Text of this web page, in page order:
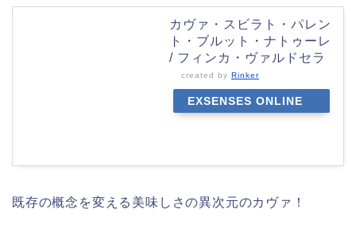
カヴァ・スビラト・パレン
ト・ブルット・ナトゥーレ
/ フィンカ・ヴァルドセラ
created by Rinker
EXSENSES ONLINE
既存の概念を変える美味しさの異次元のカヴァ！